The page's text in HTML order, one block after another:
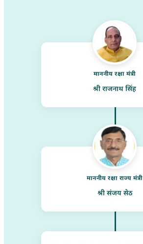
माननीय रक्षा मंत्री
श्री राजनाथ सिंह
माननीय रक्षा राज्य मंत्री
श्री संजय सेठ